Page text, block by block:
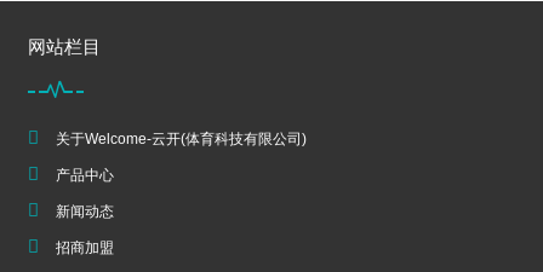
网站栏目
关于Welcome-云开(体育科技有限公司)
产品中心
新闻动态
招商加盟